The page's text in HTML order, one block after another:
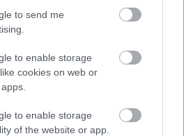
to send me
to enable storage
cookies on web or
to enable storage
of the website or app.
történt, a jelenlegi helyzet
hogy a magyar
Norbert játékengedélyét az
kongresszuson. Mert
jobban szabályzott
példát, az IIHF
Messi nem játszhatna az
hiszen12 éves kora óta a